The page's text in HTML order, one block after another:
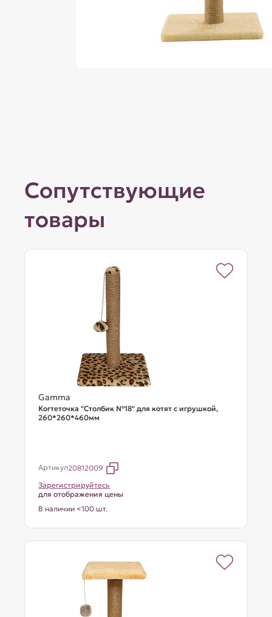
Сопутствующие
товары
Gamma
Когтеточка "Столбик №18" для котят с игрушкой,
260*260*460мм
Артикул20812009
Зарегистрируйтесь
для отображения цены
В наличии <100 шт.